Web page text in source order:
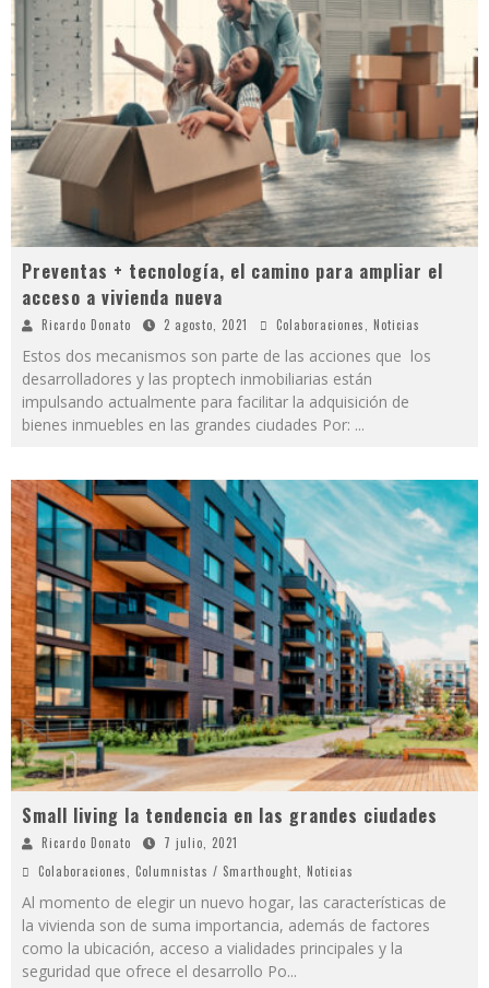
Preventas + tecnología, el camino para ampliar el
acceso a vivienda nueva
Ricardo Donato 2 agosto, 2021 Colaboraciones Noticias
Estos dos mecanismos son parte de las acciones que los
desarrolladores y las proptech inmobiliarias están
impulsando actualmente para facilitar la adquisición de
bienes inmuebles en las grandes ciudades Por: ...
Small living la tendencia en las grandes ciudades
Ricardo Donato
7 julio, 2021
Colaboraciones
Columnistas / Smarthought Noticias
Al momento de elegir un nuevo hogar, las características de
la vivienda son de suma importancia, además de factores
como la ubicación, acceso a vialidades principales y la
seguridad que ofrece el desarrollo Po...